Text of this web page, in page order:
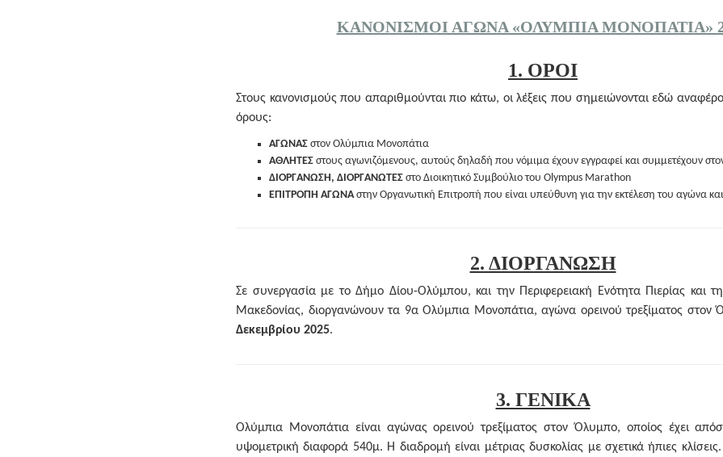
ΚΑΝΟΝΙΣΜΟΊ ΑΓΏΝΑ «ΟΛΎΜΠΙΑ ΜΟΝΟΠΆΤΙΑ»
1. ΟΡΟΙ
Στους κανονισμούς που απαριθμούνται πιο κάτω, οι λέξεις που σημειώνονται εδώ
όρους:
ΑΓΩΝΑΣ στον Ολύμπια Μονοπάτια
ΑΘΛΗΤΕΣ στους αγωνιζόμενους, αυτούς δηλαδή που νόμιμα έχουν εγγραφεί και συμμετέχουν
ΔΙΟΡΓΑΝΩΣΗ, ΔΙΟΡΓΑΝΩΤΕΣ στο Διοικητικό Συμβούλιο του Olympus Marathon
ΕΠΙΤΡΟΠΗ ΑΓΩΝΑστην Οργανωτική Επιτροπή που είναι υπεύθυνη για την εκτέλεση του αγώνα
2. ΔΙΟΡΓΑΝΩΣΗ
Σε συνεργασία με το Δήμο Δίου-Ολύμπου, και την Περιφερειακή Ενότητα Πιερίας και
Μακεδονίας, διοργανώνουν τα 9α Ολύμπια Μονοπάτια, αγώνα ορεινού τρεξίματος στον
Δεκεμβρίου 2025.
3. ΓΕΝΙΚΑ
Ολύμπια Μονοπάτια είναι αγώνας ορεινού τρεξίματος στον Όλυμπο, οποίος έχει
υψομετρική διαφορά 540μ. Η διαδρομή είναι μέτριας δυσκολίας με σχετικά ήπιες κλίσεις.